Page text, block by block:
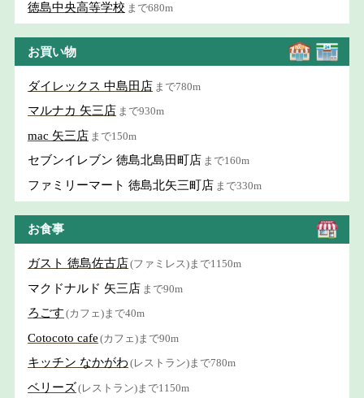
徳島中央高等学校 まで680m
お買い物
ダイレックス 中島田店 まで780m
マルナカ 矢三店 まで930m
mac 矢三店 まで150m
セブンイレブン 徳島北島田町店 まで160m
ファミリーマート 徳島北矢三町店 まで330m
お食事
ガスト 徳島佐古店(ファミレス)まで1150m
マクドナルド 矢三店 まで90m
ろごす (カフェ)まで40m
Cotocoto cafe (カフェ)まで90m
キッチン なかがわ (レストラン)まで780m
ベリーズ(レストラン)まで1150m